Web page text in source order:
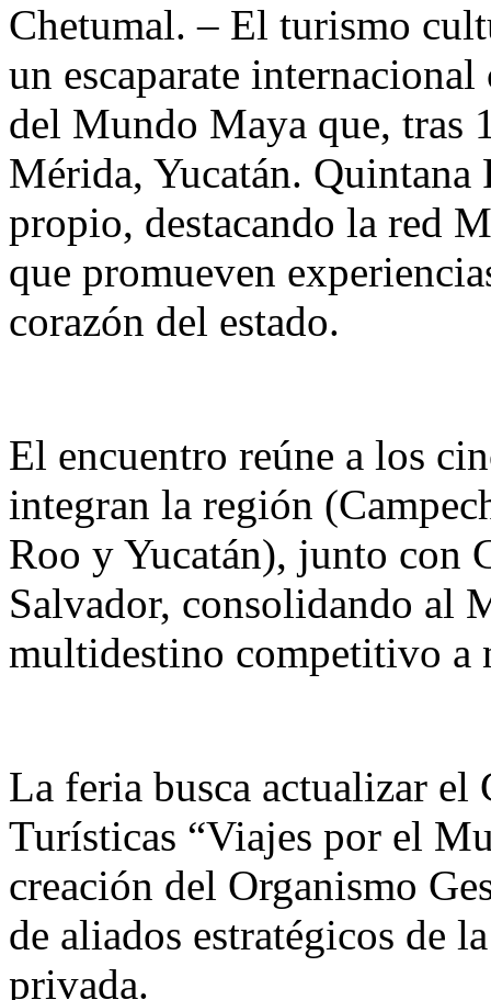
Chetumal. – El turismo
un escaparate
del Mundo Maya que, tras
Mérida, Yucatán.
propio, destacando la red
que promueven
corazón del estado.
El encuentro reúne a los
integran la región
Roo y Yucatán), junto con
Salvador, consolidando al
multidestino competitivo a
La feria busca actualizar el
Turísticas “Viajes por el
creación del Organismo
de aliados estratégicos de
privada.